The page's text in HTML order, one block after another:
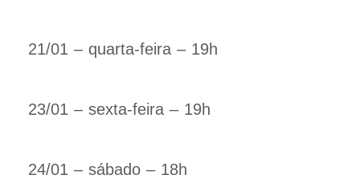
21/01 – quarta-feira – 19h
23/01 – sexta-feira – 19h
24/01 – sábado – 18h